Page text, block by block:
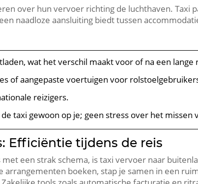
over hun vervoer richting de luchthaven. Taxi
naadloze aansluiting biedt tussen
wat het verschil maakt voor of na een lange
of aangepaste voertuigen voor
reizigers.
taxi gewoon op je; geen stress over het missen
Efficiëntie tijdens de reis
een strak schema, is taxi vervoer naar
boeken, stap je samen in een